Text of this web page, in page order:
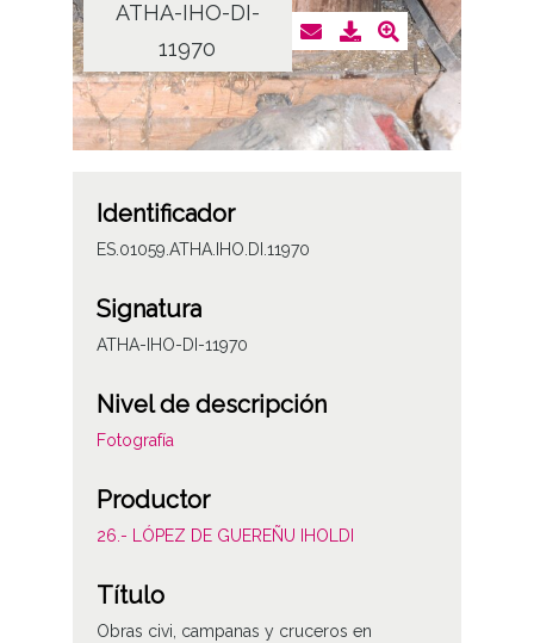
ATHA-IHO-DI-
11970
Identificador
ES.01059.ATHA.IHO.DI.11970
Signatura
ATHA-IHO-DI-11970
Nivel de descripción
Fotografía
Productor
26.- LÓPEZ DE GUEREÑU IHOLDI
Título
Obras civi, campanas y cruceros en